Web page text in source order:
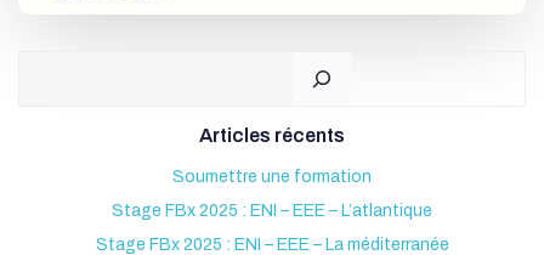
Articles récents
Soumettre une formation
Stage FBx 2025 : ENI – EEE – L’atlantique
Stage FBx 2025 : ENI – EEE – La méditerranée